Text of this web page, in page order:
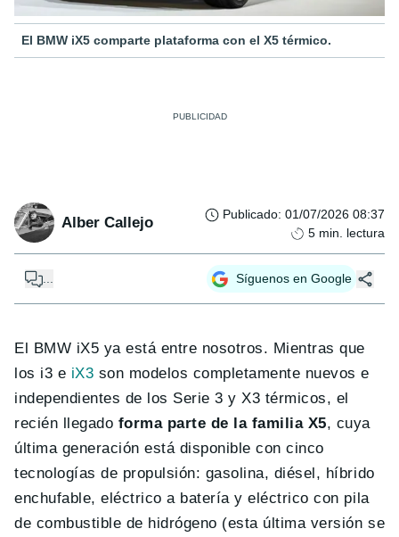
El BMW iX5 comparte plataforma con el X5 térmico.
Alber Callejo Publicado: 01/07/2026 08:37
5 min. lectura
... Síguenos en Google
El BMW iX5 ya está entre nosotros. Mientras que
los i3 e iX3 son modelos completamente nuevos e
independientes de los Serie 3 y X3 térmicos, el
recién llegado forma parte de la familia X5, cuya
última generación está disponible con cinco
tecnologías de propulsión: gasolina, diésel, híbrido
enchufable, eléctrico a batería y eléctrico con pila
de combustible de hidrógeno (esta última versión se